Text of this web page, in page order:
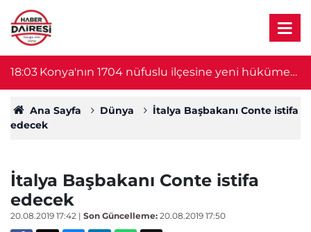
18:03 Konya'nın 1704 nüfuslu ilçesine yeni hükümet
konağı yapılacak
Ana Sayfa Dünya
İtalya Başbakanı Conte istifa
edecek
İtalya Başbakanı Conte istifa
edecek
20.08.2019 17:42 | Son Güncelleme: 20.08.2019 17:50